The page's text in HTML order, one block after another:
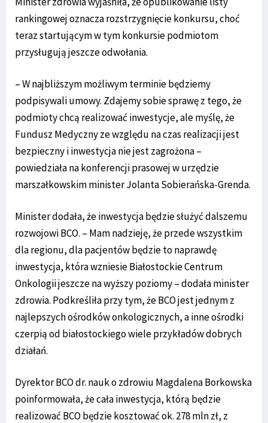
rankingowej oznacza rozstrzygnięcie konkursu, choć
teraz startującym w tym konkursie podmiotom
przysługują jeszcze odwołania.
– W najbliższym możliwym terminie będziemy
podpisywali umowy. Zdajemy sobie sprawę z tego, że
podmioty chcą realizować inwestycje, ale myślę, że
Fundusz Medyczny ze względu na czas realizacji jest
bezpieczny i inwestycja nie jest zagrożona –
powiedziała na konferencji prasowej w urzędzie
marszałkowskim minister Jolanta Sobierańska-Grenda.
Minister dodała, że inwestycja będzie służyć dalszemu
rozwojowi BCO. – Mam nadzieję, że przede wszystkim
dla regionu, dla pacjentów będzie to naprawdę
inwestycja, która wzniesie Białostockie Centrum
Onkologii jeszcze na wyższy poziomy – dodała minister
zdrowia. Podkreśliła przy tym, że BCO jest jednym z
najlepszych ośrodków onkologicznych, a inne ośrodki
czerpią od białostockiego wiele przykładów dobrych
działań.
Dyrektor BCO dr. nauk o zdrowiu Magdalena Borkowska
poinformowała, że cała inwestycja, którą będzie
realizować BCO będzie kosztować ok. 278 mln zł, z